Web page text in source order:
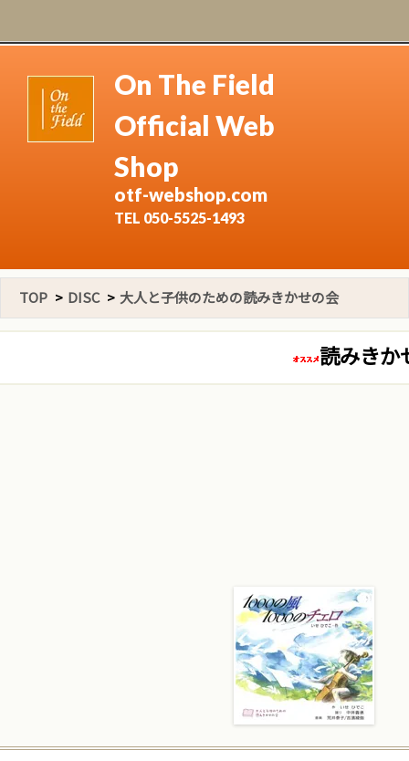
On The Field
Official Web
Shop
otf-webshop.com
TEL 050-5525-1493
TOP > DISC > 大人と子供のための読みきかせの会
読みきか